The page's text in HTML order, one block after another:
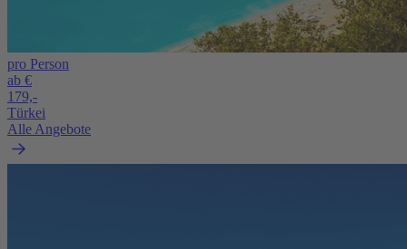
pro Person
ab €
179,-
Türkei
Alle Angebote